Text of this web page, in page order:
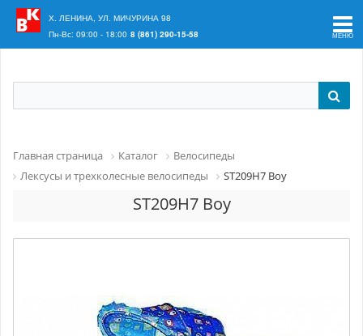
Ваш регион:
Х. ЛЕНИНА, УЛ. МИЧУРИНА 98
Пн-Вс: 09:00 - 18:00 8 (861) 290-15-58
Главная страница Каталог
Велосипеды
Лексусы и трехколесные велосипеды
ST209H7 Boy
ST209H7 Boy